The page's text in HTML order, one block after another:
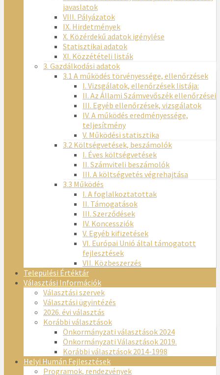
javaslatok
VIII. Pályázatok
IX. Hirdetmények
X. Közérdekű adatok igénylése
Statisztikai adatok
XI. Közzétételi listák
3. Gazdálkodási adatok
3.1 A működés törvényessége, ellenőrzések
I. Vizsgálatok, ellenőrzések listája:
II. Az Állami Számvevőszék ellenőrzései
III. Egyéb ellenőrzések, vizsgálatok
IV. A működés eredményessége,
teljesítmény
V. Működési statisztika
3.2 Költségvetések, beszámolók
I. Éves költségvetések
II. Számviteli beszámolók
III. A költségvetés végrehajtása
3.3 Működés
I. A foglalkoztatottak
II. Támogatások
III. Szerződések
IV. Koncessziók
V. Egyéb kifizetések
VI. Európai Unió által támogatott
fejlesztések
VII. Közbeszerzés
Települési Értéktár
Választási Információk
Választási szervek
Választási ügyintézés
2026. évi választás
Korábbi választások
Önkormányzati választások 2024
Önkormányzati Választások 2019.
Korábbi választások 2014-1998
Helyi Humán Fejlesztések
Programok, rendezvények